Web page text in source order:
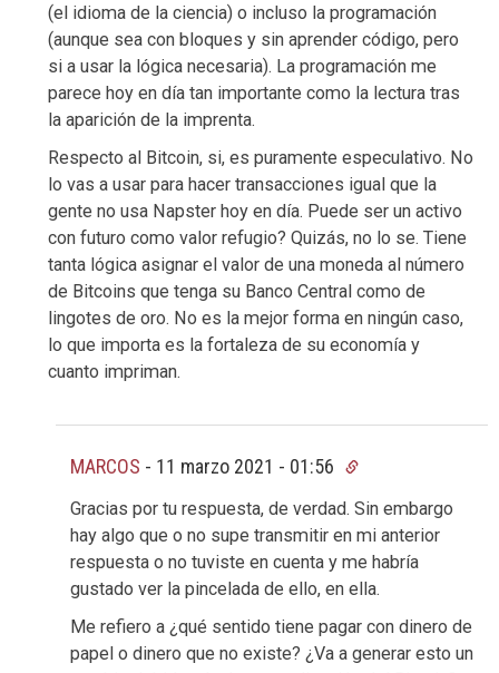
(el idioma de la ciencia) o incluso la programación
(aunque sea con bloques y sin aprender código, pero
si a usar la lógica necesaria). La programación me
parece hoy en día tan importante como la lectura tras
la aparición de la imprenta.
Respecto al Bitcoin, si, es puramente especulativo. No
lo vas a usar para hacer transacciones igual que la
gente no usa Napster hoy en día. Puede ser un activo
con futuro como valor refugio? Quizás, no lo se. Tiene
tanta lógica asignar el valor de una moneda al número
de Bitcoins que tenga su Banco Central como de
lingotes de oro. No es la mejor forma en ningún caso,
lo que importa es la fortaleza de su economía y
cuanto impriman.
MARCOS - 11 marzo 2021 - 01:56
Gracias por tu respuesta, de verdad. Sin embargo
hay algo que o no supe transmitir en mi anterior
respuesta o no tuviste en cuenta y me habría
gustado ver la pincelada de ello, en ella.
Me refiero a ¿qué sentido tiene pagar con dinero de
papel o dinero que no existe? ¿Va a generar esto un